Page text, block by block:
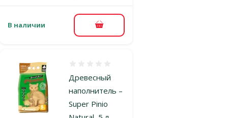
В наличии В корзину
Древесный
наполнитель –
Super Pinio